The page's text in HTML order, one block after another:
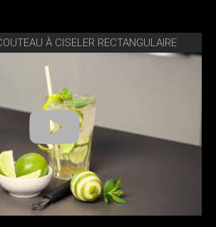
À CISELER RECTANGULAIRE